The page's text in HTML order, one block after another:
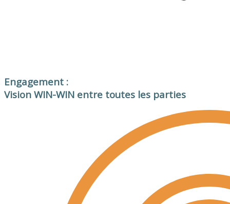
Engagement :
Vision WIN-WIN entre toutes les parties